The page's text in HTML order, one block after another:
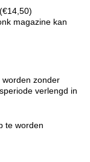
(€14,50)
magazine kan
zonder
verlengd in
te worden